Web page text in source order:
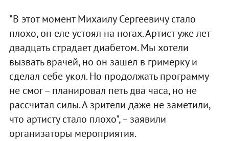
"В этот момент Михаилу Сергеевичу стало
плохо, он еле устоял на ногах. Артист уже лет
двадцать страдает диабетом. Мы хотели
вызвать врачей, но он зашел в гримерку и
сделал себе укол. Но продолжать программу
не смог – планировал петь два часа, но не
рассчитал силы. А зрители даже не заметили,
что артисту стало плохо", – заявили
организаторы мероприятия.